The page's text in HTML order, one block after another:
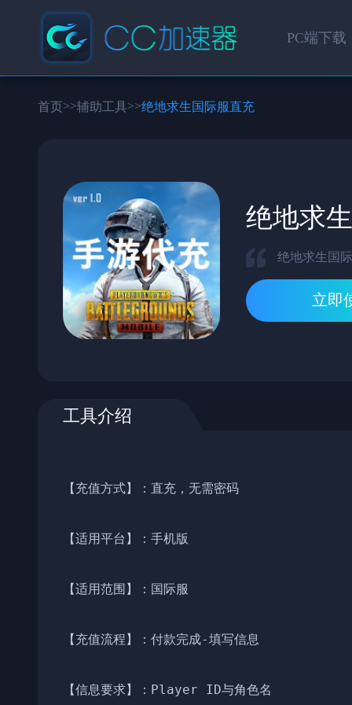
PC端下载
首页>>辅助工具>>绝地求生国际服直充
绝地求
绝地求生国
立即
工具介绍
【充值方式】：直充，无需密码
【适用平台】：手机版
【适用范围】：国际服
【充值流程】：付款完成-填写信息
【信息要求】：Player ID与角色名